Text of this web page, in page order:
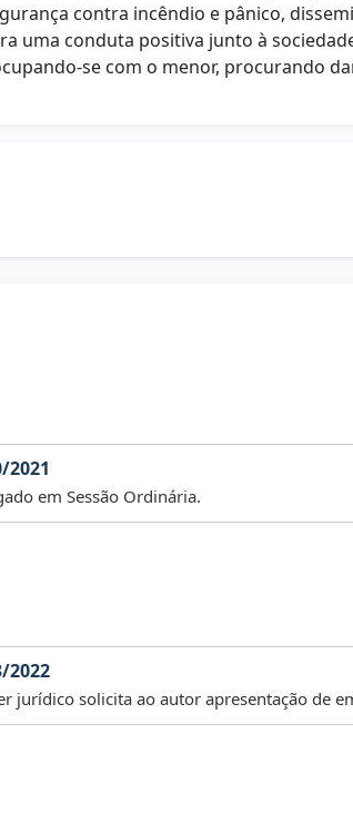
contra incêndio e pânico,
uma conduta positiva junto à
se com o menor, procurando
2021
em Sessão Ordinária.
2022
jurídico solicita ao autor apresentação de